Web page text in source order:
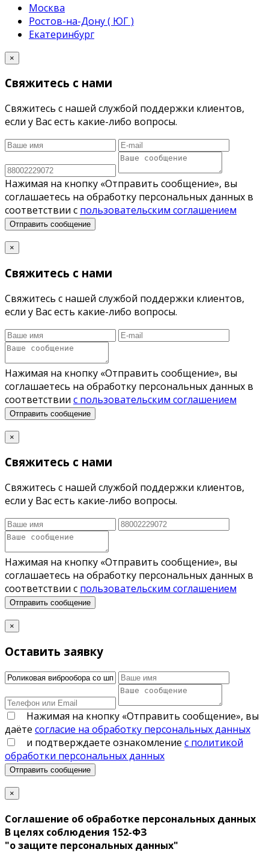
Москва
Ростов-на-Дону ( ЮГ )
Екатеринбург
×
Свяжитесь с нами
Свяжитесь с нашей службой поддержки клиентов,
если у Вас есть какие-либо вопросы.
Нажимая на кнопку «Отправить сообщение», вы
соглашаетесь на обработку персональных данных в
соответствии с пользовательским соглашением
Отправить сообщение
×
Свяжитесь с нами
Свяжитесь с нашей службой поддержки клиентов,
если у Вас есть какие-либо вопросы.
Нажимая на кнопку «Отправить сообщение», вы
соглашаетесь на обработку персональных данных в
соответствии с пользовательским соглашением
Отправить сообщение
×
Свяжитесь с нами
Свяжитесь с нашей службой поддержки клиентов,
если у Вас есть какие-либо вопросы.
Нажимая на кнопку «Отправить сообщение», вы
соглашаетесь на обработку персональных данных в
соответствии с пользовательским соглашением
Отправить сообщение
×
Оставить заявку
Нажимая на кнопку «Отправить сообщение», вы
даёте согласие на обработку персональных данных
и подтверждаете ознакомление с политикой
обработки персональных данных
Отправить сообщение
×
Соглашение об обработке персональных данных
В целях соблюдения 152-ФЗ
"о защите персональных данных"